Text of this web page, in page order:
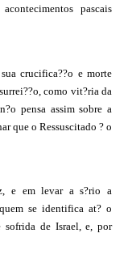
pascais
crucifica??o e morte
como vit?ria da
pensa assim sobre a
que o Ressuscitado ? o
e em levar a s?rio a
se identifica at? o
sofrida de Israel, e, por